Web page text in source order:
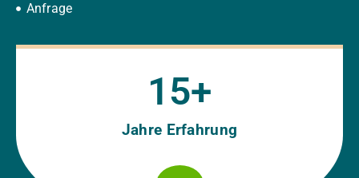
Anfrage
Jahre Erfahrung
15+